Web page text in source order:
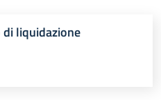
liquidazione